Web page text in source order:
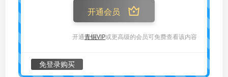
开通会员
开通青铜VIP或更高级的会员可免费查看该内容
免登录购买